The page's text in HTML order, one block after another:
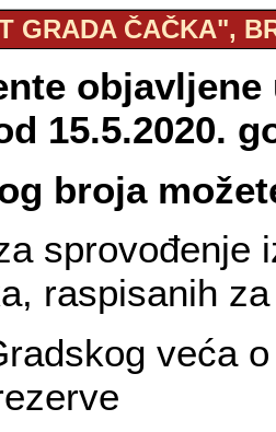
GRADA ČAČKA",
15.5.2020.
broja
sprovođenje
raspisanih
veća